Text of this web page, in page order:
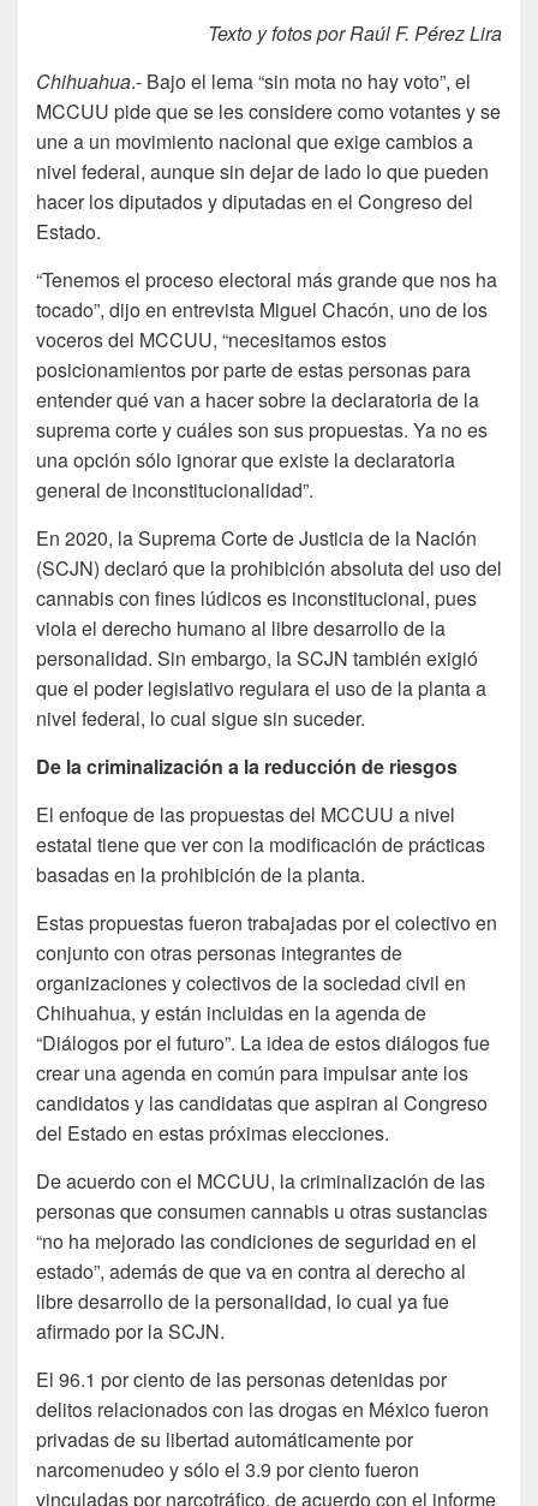
Texto y fotos por Raúl F. Pérez Lira
Chihuahua.- Bajo el lema “sin mota no hay voto”, el
MCCUU pide que se les considere como votantes y se
une a un movimiento nacional que exige cambios a
nivel federal, aunque sin dejar de lado lo que pueden
hacer los diputados y diputadas en el Congreso del
Estado.
“Tenemos el proceso electoral más grande que nos ha
tocado”, dijo en entrevista Miguel Chacón, uno de los
voceros del MCCUU, “necesitamos estos
posicionamientos por parte de estas personas para
entender qué van a hacer sobre la declaratoria de la
suprema corte y cuáles son sus propuestas. Ya no es
una opción sólo ignorar que existe la declaratoria
general de inconstitucionalidad”.
En 2020, la Suprema Corte de Justicia de la Nación
(SCJN) declaró que la prohibición absoluta del uso del
cannabis con fines lúdicos es inconstitucional, pues
viola el derecho humano al libre desarrollo de la
personalidad. Sin embargo, la SCJN también exigió
que el poder legislativo regulara el uso de la planta a
nivel federal, lo cual sigue sin suceder.
De la criminalización a la reducción de riesgos
El enfoque de las propuestas del MCCUU a nivel
estatal tiene que ver con la modificación de prácticas
basadas en la prohibición de la planta.
Estas propuestas fueron trabajadas por el colectivo en
conjunto con otras personas integrantes de
organizaciones y colectivos de la sociedad civil en
Chihuahua, y están incluidas en la agenda de
“Diálogos por el futuro”. La idea de estos diálogos fue
crear una agenda en común para impulsar ante los
candidatos y las candidatas que aspiran al Congreso
del Estado en estas próximas elecciones.
De acuerdo con el MCCUU, la criminalización de las
personas que consumen cannabis u otras sustancias
“no ha mejorado las condiciones de seguridad en el
estado”, además de que va en contra al derecho al
libre desarrollo de la personalidad, lo cual ya fue
afirmado por la SCJN.
El 96.1 por ciento de las personas detenidas por
delitos relacionados con las drogas en México fueron
privadas de su libertad automáticamente por
narcomenudeo y sólo el 3.9 por ciento fueron
vinculadas por narcotráfico, de acuerdo con el informe